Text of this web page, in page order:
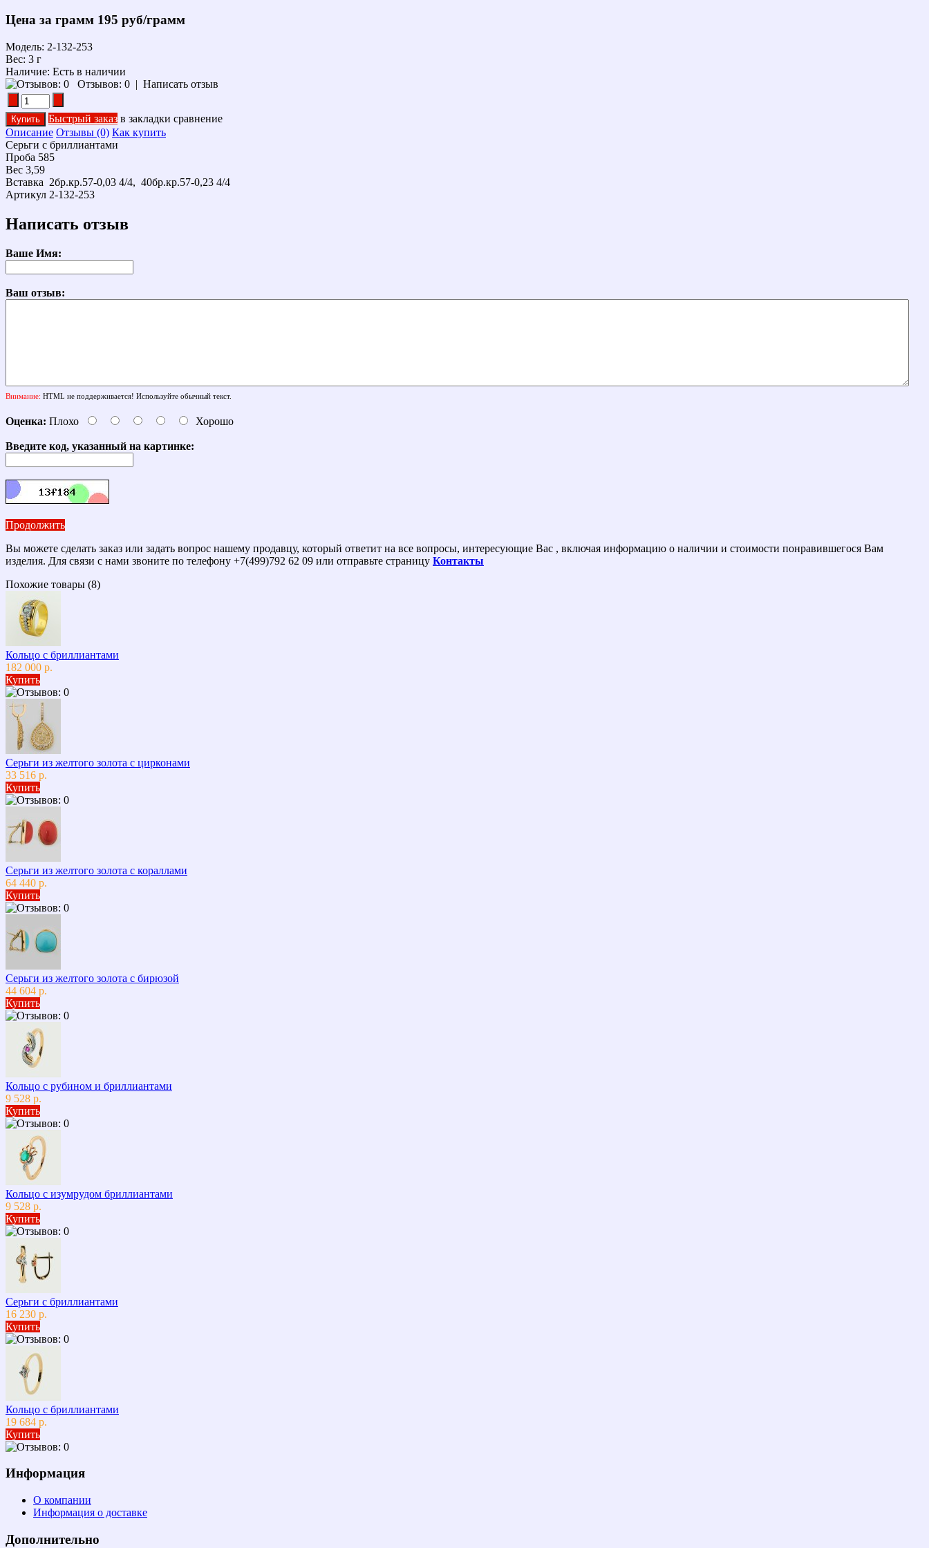
Цена за грамм 195 руб/грамм
Модель: 2-132-253
Вес: 3 г
Наличие: Есть в наличии
Отзывов: 0 | Написать отзыв
Быстрый заказ в закладки сравнение
Описание Отзывы (0) Как купить
Серьги с бриллиантами
Проба 585
Вес 3,59
Вставка 2бр.кр.57-0,03 4/4, 40бр.кр.57-0,23 4/4
Артикул 2-132-253
Написать отзыв
Ваше Имя:
Ваш отзыв:
Внимание: HTML не поддерживается! Используйте обычный текст.
Оценка: Плохо Хорошо
Введите код, указанный на картинке:
Продолжить
Вы можете сделать заказ или задать вопрос нашему продавцу, который ответит на все вопросы, интересующие Вас , включая информацию о наличии и стоимости понравившегося Вам
изделия. Для связи с нами звоните по телефону +7(499)792 62 09 или отправьте страницу Контакты
Похожие товары (8)
Кольцо с бриллиантами
182 000 р.
Купить
Серьги из желтого золота с цирконами
33 516 р.
Купить
Серьги из желтого золота с кораллами
64 440 р.
Купить
Серьги из желтого золота с бирюзой
44 604 р.
Купить
Кольцо с рубином и бриллиантами
9 528 р.
Купить
Кольцо с изумрудом бриллиантами
9 528 р.
Купить
Серьги с бриллиантами
16 230 р.
Купить
Кольцо с бриллиантами
19 684 р.
Купить
Информация
О компании
Информация о доставке
Дополнительно